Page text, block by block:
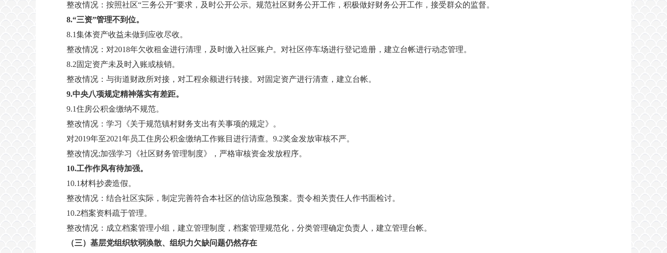
整改情况：按照社区“三务公开”要求，及时公开公示。规范社区财务公开工作，积极做好财务公开工作，接受群众的监督。
8.“三资”管理不到位。
8.1集体资产收益未做到应收尽收。
整改情况：对2018年欠收租金进行清理，及时缴入社区账户。对社区停车场进行登记造册，建立台帐进行动态管理。
8.2固定资产未及时入账或核销。
整改情况：与街道财政所对接，对工程余额进行转接。对固定资产进行清查，建立台帐。
9.中央八项规定精神落实有差距。
9.1住房公积金缴纳不规范。
整改情况：学习《关于规范镇村财务支出有关事项的规定》。
对2019年至2021年员工住房公积金缴纳工作账目进行清查。9.2奖金发放审核不严。
整改情况;加强学习《社区财务管理制度》，严格审核资金发放程序。
10.工作作风有待加强。
10.1材料抄袭造假。
整改情况：结合社区实际，制定完善符合本社区的信访应急预案。责令相关责任人作书面检讨。
10.2档案资料疏于管理。
整改情况：成立档案管理小组，建立管理制度，档案管理规范化，分类管理确定负责人，建立管理台帐。
（三） 基层党组织软弱涣散、组织力欠缺问题仍然存在